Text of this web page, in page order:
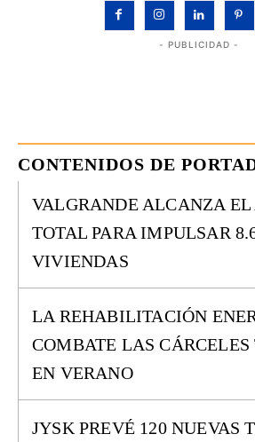
- PUBLICIDAD -
CONTENIDOS DE
VALGRANDE ALCANZA EL
TOTAL PARA IMPULSAR
VIVIENDAS
LA REHABILITACIÓN
COMBATE LAS
EN VERANO
JYSK PREVÉ 120 NUEVAS